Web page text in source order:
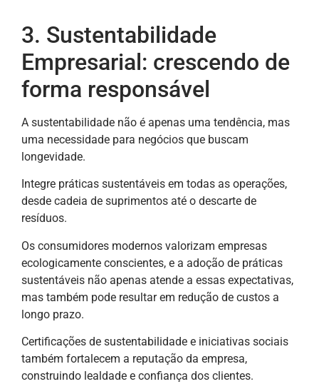
3. Sustentabilidade
Empresarial: crescendo de
forma responsável
A sustentabilidade não é apenas uma tendência, mas
uma necessidade para negócios que buscam
longevidade.
Integre práticas sustentáveis em todas as operações,
desde cadeia de suprimentos até o descarte de
resíduos.
Os consumidores modernos valorizam empresas
ecologicamente conscientes, e a adoção de práticas
sustentáveis não apenas atende a essas expectativas,
mas também pode resultar em redução de custos a
longo prazo.
Certificações de sustentabilidade e iniciativas sociais
também fortalecem a reputação da empresa,
construindo lealdade e confiança dos clientes.